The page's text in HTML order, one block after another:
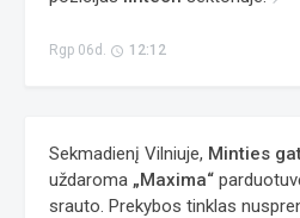
Rgp 06d. access_time 12:12
Sekmadienį Vilniuje, Minties
uždaroma „Maxima“
srauto. Prekybos tinklas